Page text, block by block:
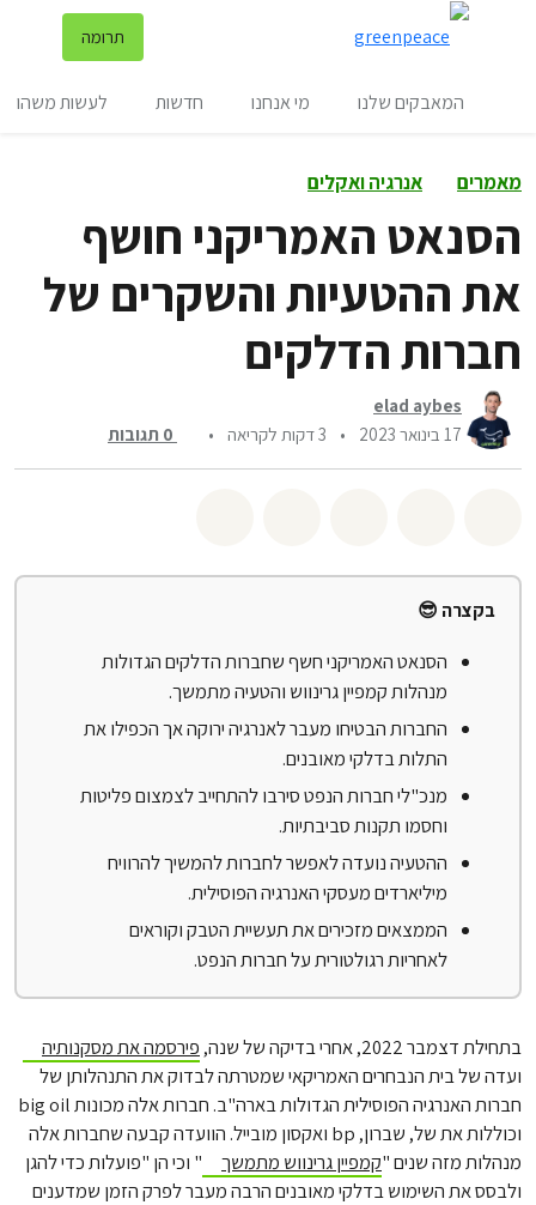
תרומה
המאבקים שלנו מי אנחנו חדשות לעשות משהו
מאמרים אנרגיה ואקלים
הסנאט האמריקני חושף
את ההטעיות והשקרים של
חברות הדלקים
elad aybes
17 בינואר 2023
• 3 דקות לקריאה •
0 תגובות
בקצרה 😎
הסנאט האמריקני חשף שחברות הדלקים הגדולות
מנהלות קמפיין גרינווש והטעיה מתמשך.
החברות הבטיחו מעבר לאנרגיה ירוקה אך הכפילו את
התלות בדלקי מאובנים.
מנכ"לי חברות הנפט סירבו להתחייב לצמצום פליטות
וחסמו תקנות סביבתיות.
ההטעיה נועדה לאפשר לחברות להמשיך להרוויח
מיליארדים מעסקי האנרגיה הפוסילית.
הממצאים מזכירים את תעשיית הטבק וקוראים
לאחריות רגולטורית על חברות הנפט.
בתחילת דצמבר 2022, אחרי בדיקה של שנה,
פירסמה את מסקנותיה
ועדה של בית הנבחרים האמריקאי שמטרתה לבדוק את התנהלותן של
חברות האנרגיה הפוסילית הגדולות בארה"ב. חברות אלה מכונות big oil
וכוללות את של, שברון, bp ואקסון מובייל. הוועדה קבעה שחברות אלה
מנהלות מזה שנים "קמפיין גרינווש מתמשך
" וכי הן "פועלות כדי להגן
ולבסס את השימוש בדלקי מאובנים הרבה מעבר לפרק הזמן שמדענים